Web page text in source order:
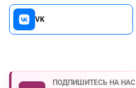
VK
ПОДПИШИТЕСЬ НА НАС